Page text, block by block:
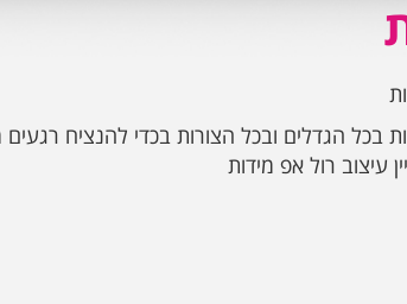
בכל הגדלים ובכל הצורות בכדי להנציח
עיצוב רול אפ מידות